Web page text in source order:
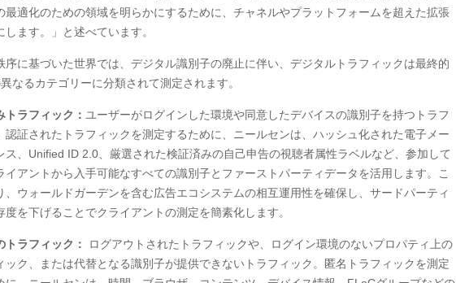
最適化のための領域を明らかにするために、チャネルやプラットフォームを超えた拡張
します。」と述べています。
序に基づいた世界では、デジタル識別子の廃止に伴い、デジタルトラフィックは最終的
なるカテゴリーに分類されて測定されます。
トラフィック： ユーザーがログインした環境や同意したデバイスの識別子を持つトラフ
認証されたトラフィックを測定するために、ニールセンは、ハッシュ化された電子メー
、 Unified ID 2.0、厳選された検証済みの自己申告の視聴者属性ラベルなど、参加して
イアントから入手可能なすべての識別子とファーストパーティデータを活用します。こ
、ウォールドガーデンを含む広告エコシステムの相互運用性を確保し、サードパーティ
度を下げることでクライアントの測定を簡素化します。
トラフィック：
ログアウトされたトラフィックや、ログイン環境のないプロパティ上の
ック、または代替となる識別子が提供できないトラフィック。匿名トラフィックを測定